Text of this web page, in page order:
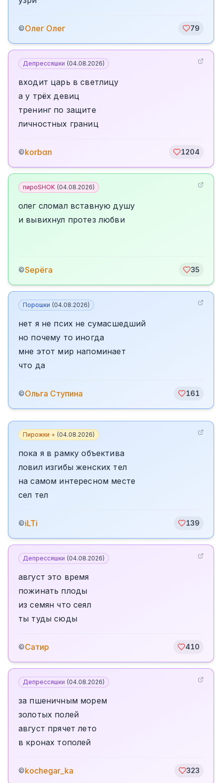
©Олег Олег 79
Депрессяшки (04.08.2026)
входит царь в светлицу
а у трёх девиц
тренинг по защите
личностных границ
©korbαn 1204
пироSHOK (04.08.2026)
олег сломал вставную душу
и вывихнул протез любви
©Sерёга 35
Порошки (04.08.2026)
нет я не псих не сумасшедший
но почему то иногда
мне этот мир напоминает
что да
©Ольга Ступина 161
Пирожки + (04.08.2026)
пока я в рамку объектива
ловил изгибы женских тел
на самом интересном месте
сел тел
©iLTi 139
Депрессяшки (04.08.2026)
август это время
пожинать плоды
из семян что сеял
ты туды сюды
©Сатир 410
Депрессяшки (04.08.2026)
за пшеничным морем
золотых полей
август прячет лето
в кронах тополей
©kochegar_ka 323